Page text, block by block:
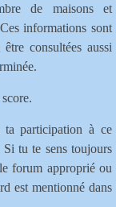
de maisons et
informations sont
consultées aussi
ta participation à ce
tu te sens toujours
forum approprié ou
est mentionné dans